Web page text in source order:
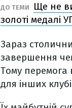
ДО ТЕМИ
Ще не
золоті медалі
Зараз
завершення
Тому перемога
для інших